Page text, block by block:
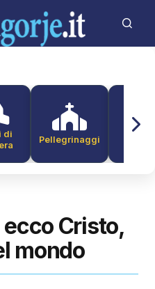
di
Pellegrinaggi
Cristo,
mondo